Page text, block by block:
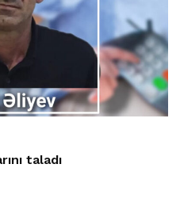
taladı